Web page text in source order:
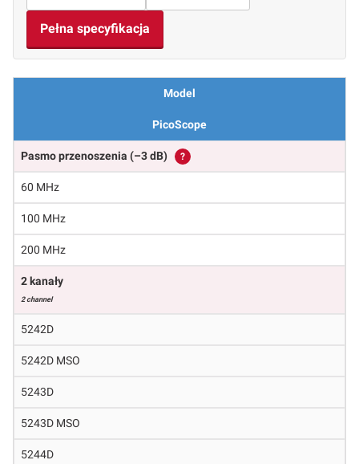
Pełna specyfikacja
Model
PicoScope
Pasmo przenoszenia (–3 dB) ?
60 MHz
100 MHz
200 MHz
2 kanały
2 channel
5242D
5242D MSO
5243D
5243D MSO
5244D